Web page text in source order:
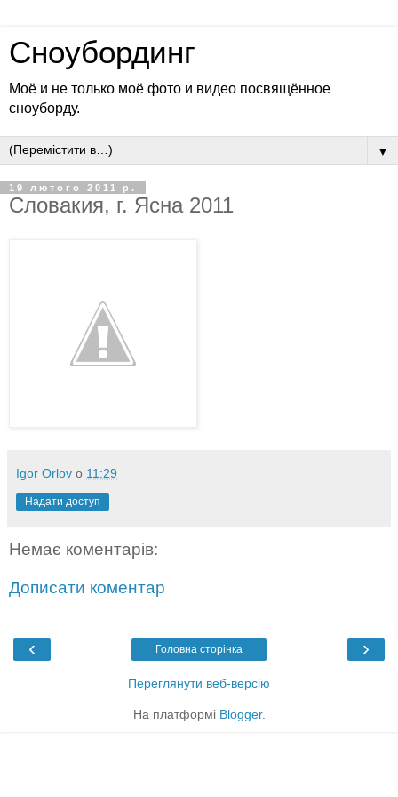
Сноубординг
Моё и не только моё фото и видео посвящённое
сноуборду.
▼
19 лютого 2011 р.
Словакия, г. Ясна 2011
Igor Orlov о 11:29
Надати доступ
Немає коментарів:
Дописати коментар
‹ ›
Головна сторінка
Переглянути веб-версію
На платформі Blogger.